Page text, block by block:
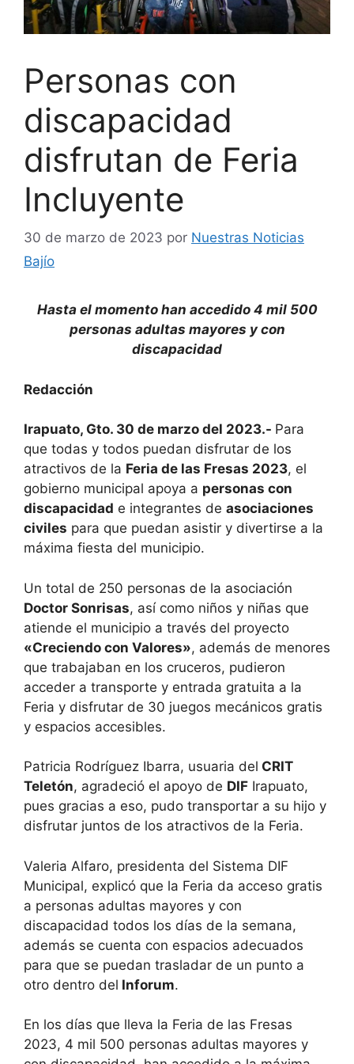
Personas con
discapacidad
disfrutan de Feria
Incluyente
30 de marzo de 2023 por Nuestras Noticias
Bajío
Hasta el momento han accedido 4 mil 500
personas adultas mayores y con
discapacidad
Redacción
Irapuato, Gto. 30 de marzo del 2023.- Para
que todas y todos puedan disfrutar de los
atractivos de la Feria de las Fresas 2023, el
gobierno municipal apoya a personas con
discapacidad e integrantes de asociaciones
civiles para que puedan asistir y divertirse a la
máxima fiesta del municipio.
Un total de 250 personas de la asociación
Doctor Sonrisas, así como niños y niñas que
atiende el municipio a través del proyecto
«Creciendo con Valores», además de menores
que trabajaban en los cruceros, pudieron
acceder a transporte y entrada gratuita a la
Feria y disfrutar de 30 juegos mecánicos gratis
y espacios accesibles.
Patricia Rodríguez Ibarra, usuaria del CRIT
Teletón, agradeció el apoyo de DIF Irapuato,
pues gracias a eso, pudo transportar a su hijo y
disfrutar juntos de los atractivos de la Feria.
Valeria Alfaro, presidenta del Sistema DIF
Municipal, explicó que la Feria da acceso gratis
a personas adultas mayores y con
discapacidad todos los días de la semana,
además se cuenta con espacios adecuados
para que se puedan trasladar de un punto a
otro dentro del Inforum.
En los días que lleva la Feria de las Fresas
2023, 4 mil 500 personas adultas mayores y